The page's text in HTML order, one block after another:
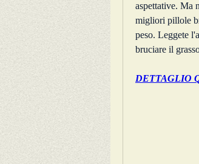
aspettative. Ma
migliori pillole
peso. Leggete
bruciare il
DETTAGLIO